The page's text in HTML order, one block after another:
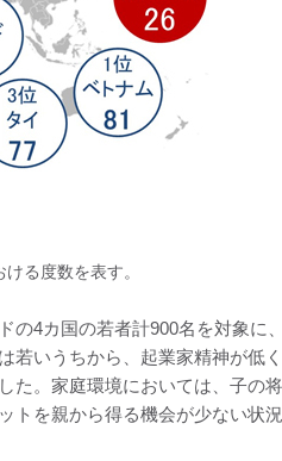
る度数を表す。
の4カ国の若者計900名を対象に
若いうちから、起業家精神が低
た。家庭環境においては、子の
トを親から得る機会が少ない状